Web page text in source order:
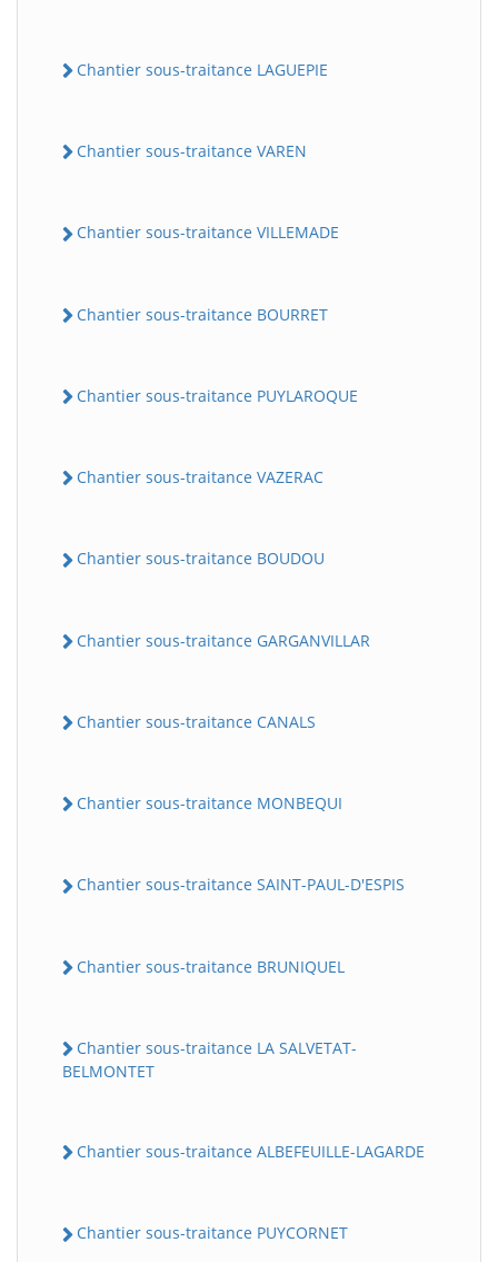
Chantier sous-traitance LAGUEPIE
Chantier sous-traitance VAREN
Chantier sous-traitance VILLEMADE
Chantier sous-traitance BOURRET
Chantier sous-traitance PUYLAROQUE
Chantier sous-traitance VAZERAC
Chantier sous-traitance BOUDOU
Chantier sous-traitance GARGANVILLAR
Chantier sous-traitance CANALS
Chantier sous-traitance MONBEQUI
Chantier sous-traitance SAINT-PAUL-D'ESPIS
Chantier sous-traitance BRUNIQUEL
Chantier sous-traitance LA SALVETAT-
BELMONTET
Chantier sous-traitance ALBEFEUILLE-LAGARDE
Chantier sous-traitance PUYCORNET